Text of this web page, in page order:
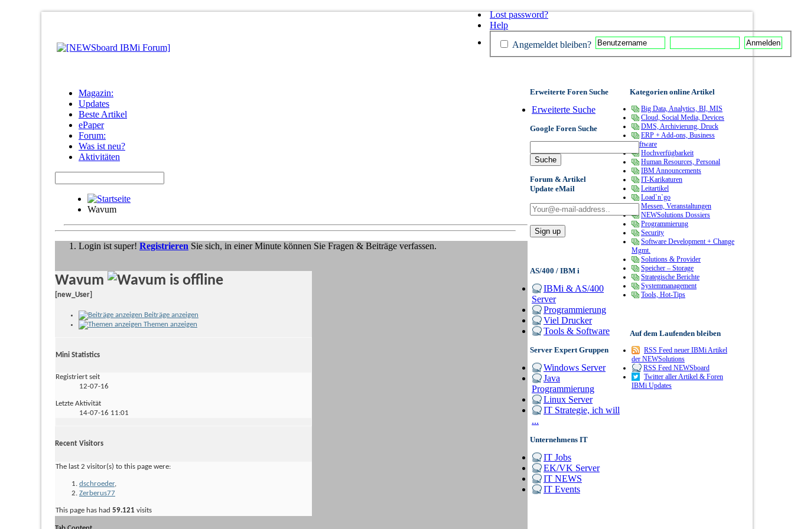
Magazin:
Updates
Beste Artikel
ePaper
Forum:
Was ist neu?
Aktivitäten
Wavum
Lost password?
Help
Angemeldet bleiben?
Login ist super! Registrieren Sie sich, in einer Minute können Sie Fragen & Beiträge verfassen.
Wavum
[new_User]
Beiträge anzeigen
Themen anzeigen
Mini Statistics
Registriert seit
12-07-16
Letzte Aktivität
14-07-16 11:01
Recent Visitors
The last 2 visitor(s) to this page were:
dschroeder,
Zerberus77
This page has had 59.121 visits
Erweiterte Foren Suche
Erweiterte Suche
Google Foren Suche
Forum & Artikel
Update eMail
AS/400 / IBM i
IBMi & AS/400
Server
Programmierung
Viel Drucker
Tools & Software
Server Expert Gruppen
Windows Server
Java
Programmierung
Linux Server
IT Strategie, ich will
...
Unternehmens IT
IT Jobs
EK/VK Server
IT NEWS
IT Events
Kategorien online Artikel
Big Data, Analytics, BI, MIS
Cloud, Social Media, Devices
DMS, Archivierung, Druck
ERP + Add-ons, Business
Software
Hochverfügbarkeit
Human Resources, Personal
IBM Announcements
IT-Karikaturen
Leitartikel
Load`n`go
Messen, Veranstaltungen
NEWSolutions Dossiers
Programmierung
Security
Software Development + Change
Mgmt.
Solutions & Provider
Speicher – Storage
Strategische Berichte
Systemmanagement
Tools, Hot-Tips
Auf dem Laufenden bleiben
RSS Feed neuer IBMi Artikel
der NEWSolutions
RSS Feed NEWSboard
Twitter aller Artikel & Foren
IBMi Updates